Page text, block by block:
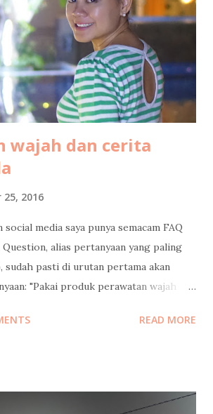
with a sign board "Club Med". We then
by car, an hour long road without
much to see along the way, most of it
areas. But when we entered
everywhere I see. Arrival at ...
wajah dan cerita
2016
media saya punya semacam FAQ
alias pertanyaan yang paling
sudah pasti di urutan pertama akan
"Pakai produk perawatan wajah
gitu, dan minta saya mengulasnya.
masih 21 (yak silakan dihitung usia
READ MORE